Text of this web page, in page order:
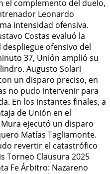
el complemento del duelo,
Leonardo
intensidad ofensiva.
Costas evaluó la
ofensivo del
37, Unión amplió su
Augusto Solari
un disparo preciso, en
no pudo intervenir para
En los instantes finales, a
de Unión en el
ejecutó un disparo
Matías Tagliamonte.
revertir el catastrófico
Torneo Clausura 2025
Fe Árbitro: Nazareno